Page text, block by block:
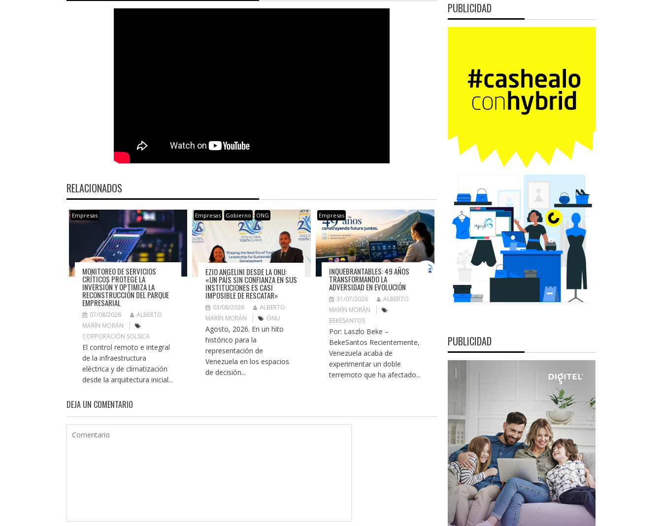
RELACIONADOS
Empresas
MONITOREO DE SERVICIOS
CRÍTICOS PROTEGE LA
INVERSIÓN Y OPTIMIZA LA
RECONSTRUCCIÓN DEL PARQUE
EMPRESARIAL
07/08/2026
ALBERTO
MARÍN MORÁN
CORPORACIÓN SOLSICA
El control remoto e integral
de la infraestructura
eléctrica y de climatización
desde la arquitectura inicial...
Empresas Gobierno ONG
EZIO ANGELINI DESDE LA ONU:
«UN PAÍS SIN CONFIANZA EN SUS
INSTITUCIONES ES CASI
IMPOSIBLE DE RESCATAR»
03/08/2026
ALBERTO
MARÍN MORÁN
ONU
Agosto, 2026. En un hito
histórico para la
representación de
Venezuela en los espacios
de decisión...
Empresas
INQUEBRANTABLES: 49 AÑOS
TRANSFORMANDO LA
ADVERSIDAD EN EVOLUCIÓN
31/07/2026
ALBERTO
MARÍN MORÁN
BEKESANTOS
Por: Laszlo Beke –
BekeSantos Recientemente,
Venezuela acaba de
experimentar un doble
terremoto que ha afectado...
DEJA UN COMENTARIO
PUBLICIDAD
PUBLICIDAD